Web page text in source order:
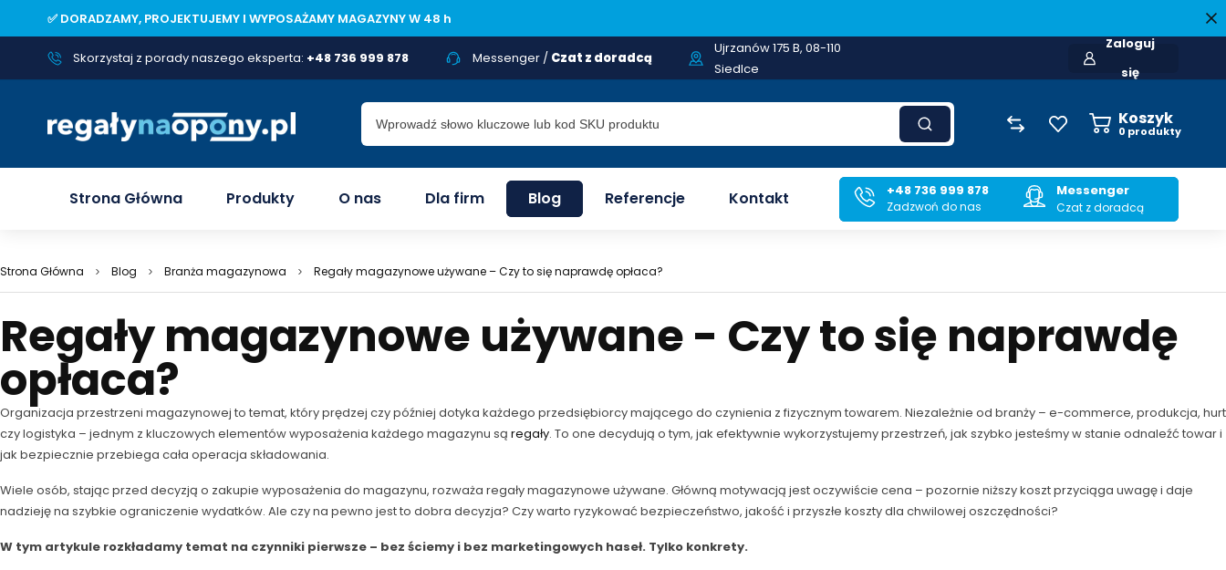
✅ DORADZAMY, PROJEKTUJEMY I WYPOSAŻAMY MAGAZYNYW 48 h
Skorzystaj z porady naszego eksperta: +48 736 999 878 Messenger / Czat z doradcą
Ujrzanów 175 B, 08-110
Siedlce
Zaloguj
się
Koszyk
0 produkty
Strona Główna Produkty O nas Dla firm Blog Referencje Kontakt +48 736 999 878
Zadzwoń do nas
Messenger
Czat z doradcą
Strona Główna Blog Branża magazynowa Regały magazynowe używane – Czy to się naprawdę opłaca?
Regały magazynowe używane - Czy to się naprawdę
opłaca?
Organizacja przestrzeni magazynowej to temat, który prędzej czy później dotyka każdego przedsiębiorcy mającego do czynienia z fizycznym towarem. Niezależnie od branży – e-commerce, produkcja, hurt
czy logistyka – jednym z kluczowych elementów wyposażenia każdego magazynu są regały. To one decydują o tym, jak efektywnie wykorzystujemy przestrzeń, jak szybko jesteśmy w stanie odnaleźć towar i
jak bezpiecznie przebiega cała operacja składowania.
Wiele osób, stając przed decyzją o zakupie wyposażenia do magazynu, rozważa regały magazynowe używane. Główną motywacją jest oczywiście cena – pozornie niższy koszt przyciąga uwagę i daje
nadzieję na szybkie ograniczenie wydatków. Ale czy na pewno jest to dobra decyzja? Czy warto ryzykować bezpieczeństwo, jakość i przyszłe koszty dla chwilowej oszczędności?
W tym artykule rozkładamy temat na czynniki pierwsze – bez ściemy i bez marketingowych haseł. Tylko konkrety.